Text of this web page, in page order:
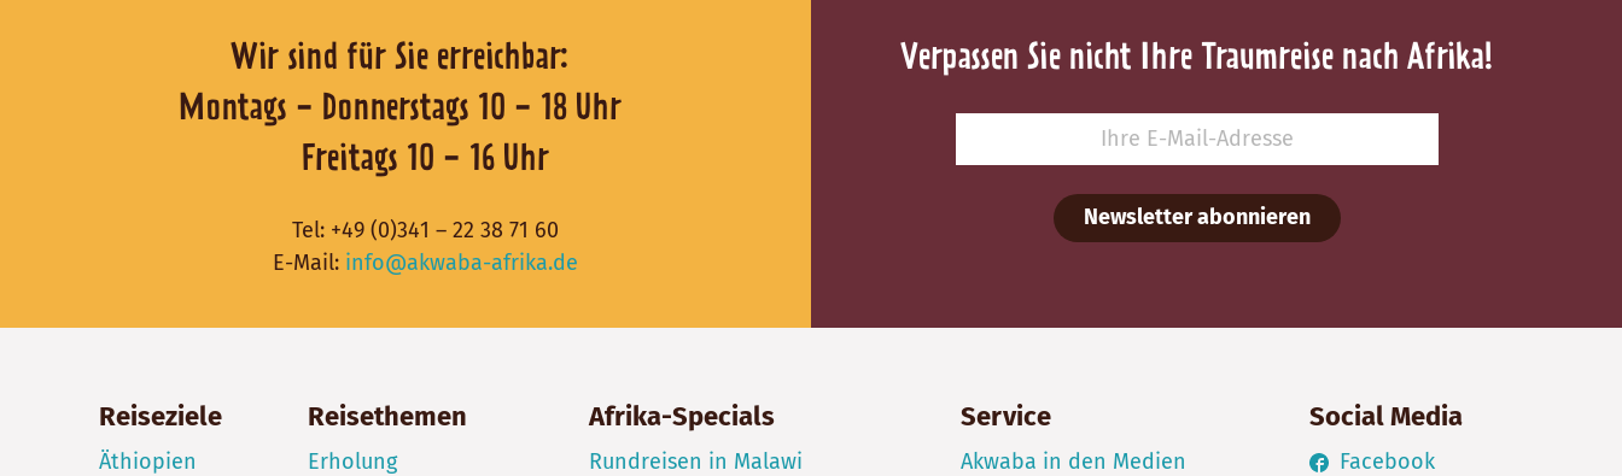
Wir sind für Sie erreichbar:
Montags - Donnerstags 10 - 18 Uhr
Freitags 10 - 16 Uhr
Tel: +49 (0)341 – 22 38 71 60
E-Mail: info@akwaba-afrika.de
Verpassen Sie nicht Ihre Traumreise nach Afrika!
Newsletter abonnieren
Reiseziele
Äthiopien
Reisethemen
Erholung
Afrika-Specials
Rundreisen in Malawi
Service
Akwaba in den Medien
Social Media
Facebook